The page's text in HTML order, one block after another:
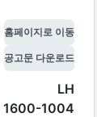
홈페이지로 이동
공고문 다운로드
LH
1600-1004